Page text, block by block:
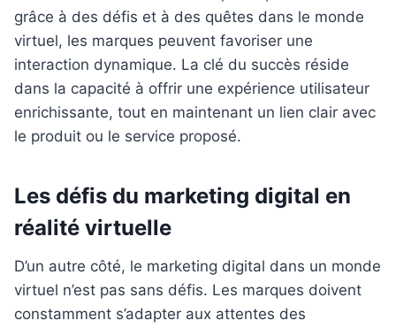
grâce à des défis et à des quêtes dans le monde
virtuel, les marques peuvent favoriser une
interaction dynamique. La clé du succès réside
dans la capacité à offrir une expérience utilisateur
enrichissante, tout en maintenant un lien clair avec
le produit ou le service proposé.
Les défis du marketing digital en
réalité virtuelle
D’un autre côté, le marketing digital dans un monde
virtuel n’est pas sans défis. Les marques doivent
constamment s’adapter aux attentes des